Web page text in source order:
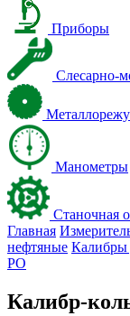
Приборы
Слесарно-
Манометры
Станочная
Главная
нефтяные Калибры
РО
Калибр-